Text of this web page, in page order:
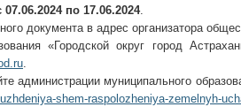
07.06.2024 по 17.06.2024.
документа в адрес организатора
«Городской округ город
.
муниципального
shem-raspolozheniya-zemelnyh-